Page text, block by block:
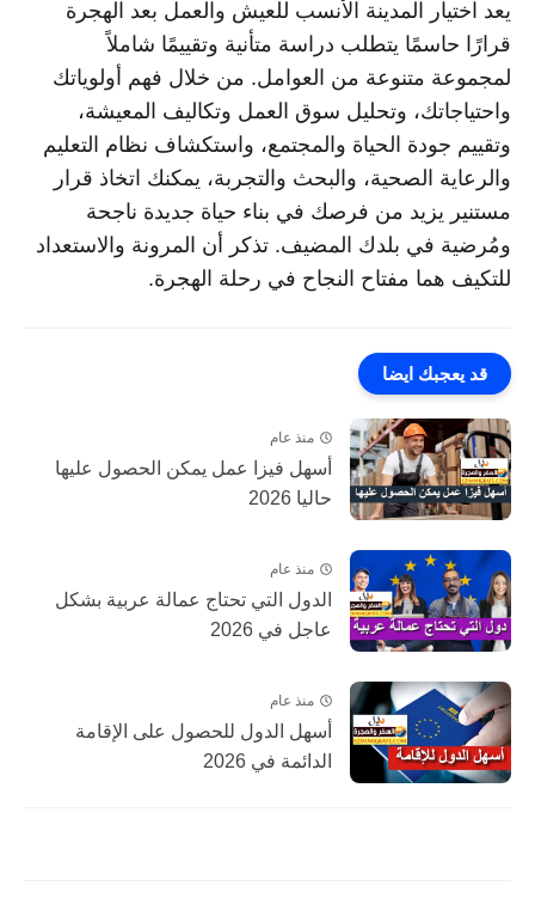
يعد اختيار المدينة الأنسب للعيش والعمل بعد الهجرة
قرارًا حاسمًا يتطلب دراسة متأنية وتقييمًا شاملاً
لمجموعة متنوعة من العوامل. من خلال فهم أولوياتك
واحتياجاتك، وتحليل سوق العمل وتكاليف المعيشة،
وتقييم جودة الحياة والمجتمع، واستكشاف نظام التعليم
والرعاية الصحية، والبحث والتجربة، يمكنك اتخاذ قرار
مستنير يزيد من فرصك في بناء حياة جديدة ناجحة
ومُرضية في بلدك المضيف. تذكر أن المرونة والاستعداد
للتكيف هما مفتاح النجاح في رحلة الهجرة.
قد يعجبك ايضا
منذ عام
أسهل فيزا عمل يمكن الحصول عليها
حاليا 2026
منذ عام
الدول التي تحتاج عمالة عربية بشكل
عاجل في 2026
منذ عام
أسهل الدول للحصول على الإقامة
الدائمة في 2026